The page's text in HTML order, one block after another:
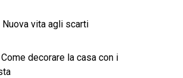
Nuova vita agli scarti
Come decorare la casa con i